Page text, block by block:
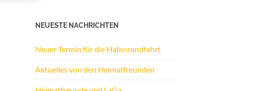
NEUESTE NACHRICHTEN
Neuer Termin für die Hafenrundfahrt
Aktuelles von den Heimatfreunden